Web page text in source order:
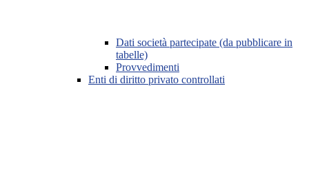
Dati società partecipate (da pubblicare in
tabelle)
Provvedimenti
Enti di diritto privato controllati